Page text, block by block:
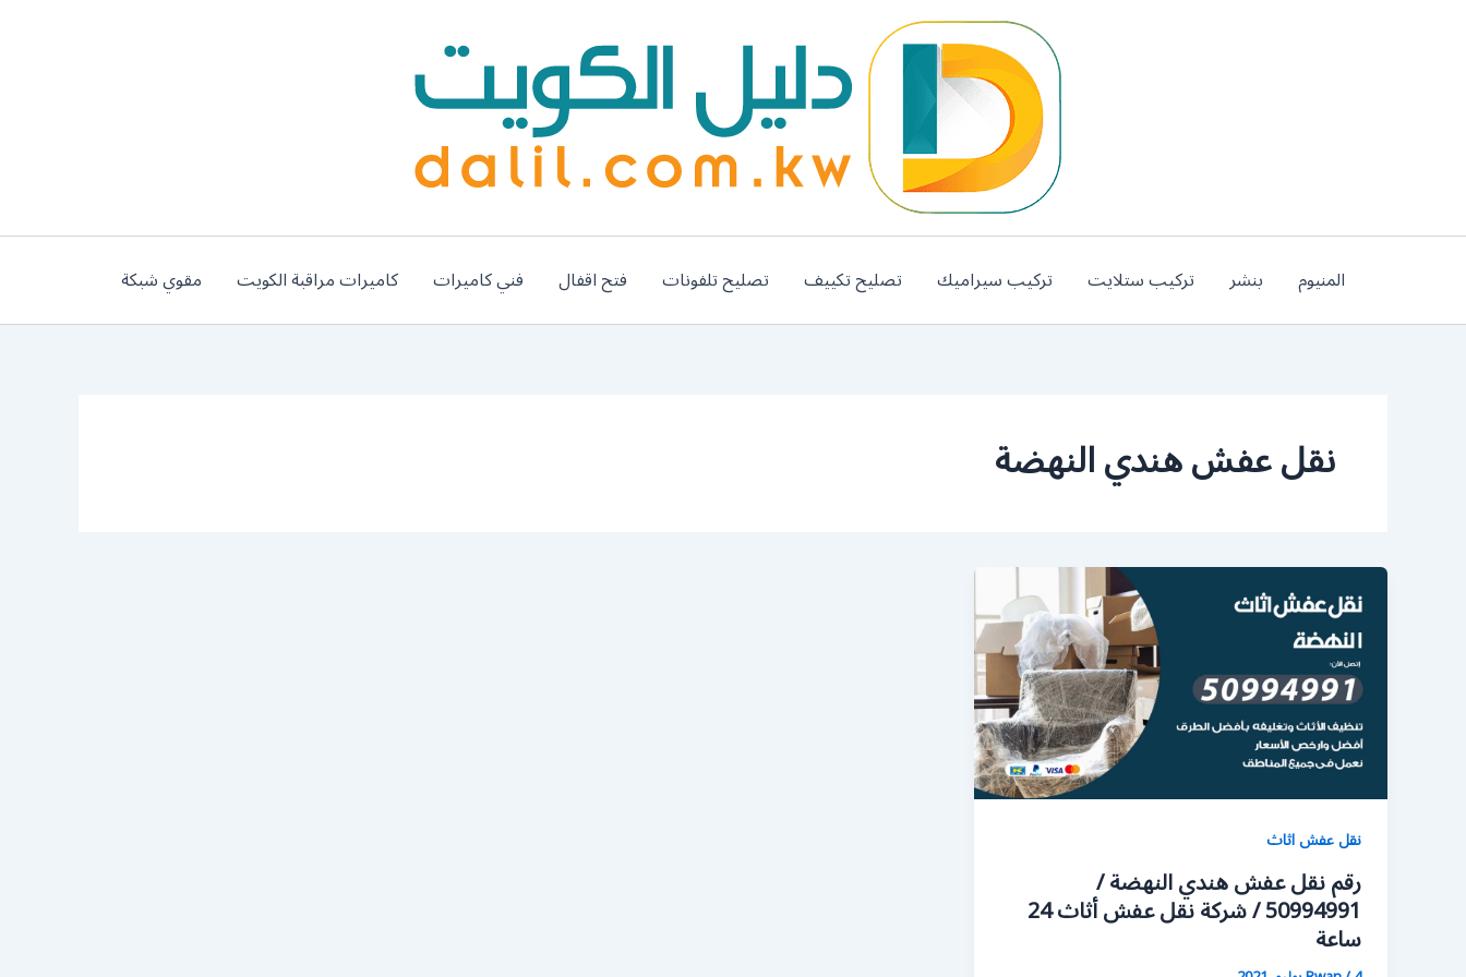
المنيوم بنشر تركيب ستلايت تركيب سيراميك تصليح تكييف تصليح تلفونات فتح اقفال فني كاميرات كاميرات مراقبة الكويت مقوي شبكة
نقل عفش هندي النهضة
نقل عفش اثاث
رقم نقل عفش هندي النهضة /
50994991 / شركة نقل عفش أثاث 24
ساعة